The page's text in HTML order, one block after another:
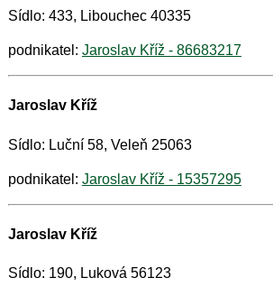
Sídlo: 433, Libouchec 40335
podnikatel: Jaroslav Kříž - 86683217
Jaroslav Kříž
Sídlo: Luční 58, Veleň 25063
podnikatel: Jaroslav Kříž - 15357295
Jaroslav Kříž
Sídlo: 190, Luková 56123